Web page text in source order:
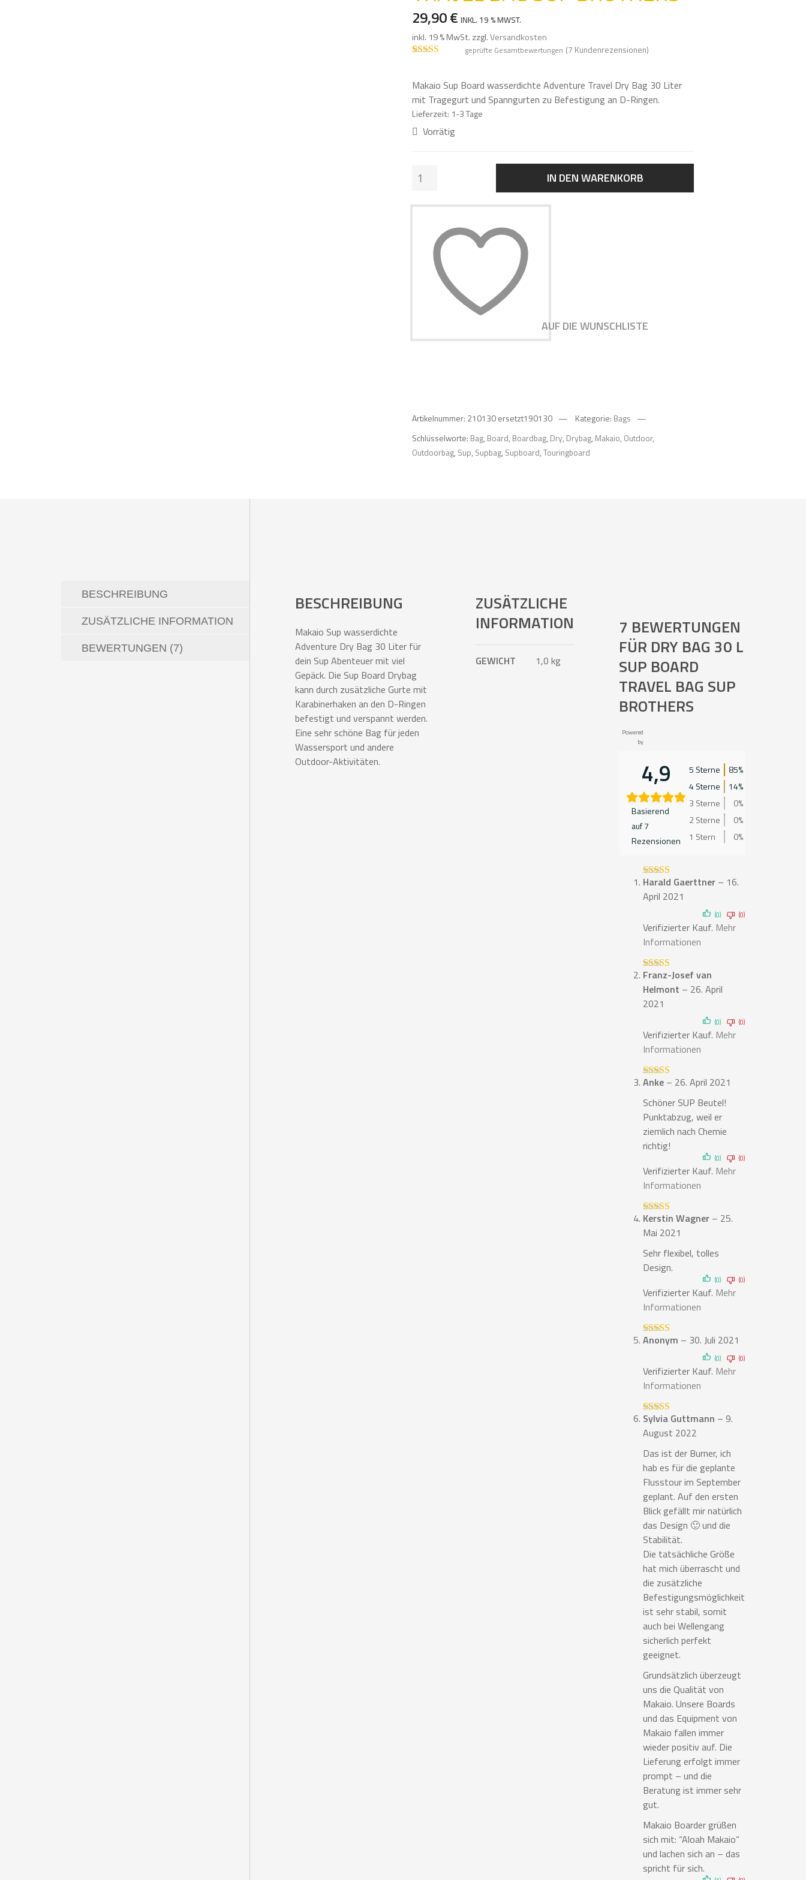
e
29,90€ INKL. 19 % MWST.
inkl. 19 % MwSt. zzgl.Versandkosten
basierend auf
Kundenbewe
rtungen
geprüfte Gesamtbewertungen (7 Kundenrezensionen)
Makaio Sup Board wasserdichte Adventure Travel Dry Bag 30 Liter
mit Tragegurt und Spanngurten zu Befestigung an D-Ringen.
Lieferzeit: 1-3 Tage
Vorrätig
DRY
BOARD
TRAVEL
IN DEN WARENKORB
AUF DIE WUNSCHLISTE
Artikelnummer: 210130 ersetzt190130 Kategorie: Bags
Schlüsselworte: Bag, Board, Boardbag, Dry, Drybag, Makaio, Outdoor,
Outdoorbag, Sup, Supbag, Supboard,Touringboard
BESCHREIBUNG
ZUSÄTZLICHE INFORMATION
BEWERTUNGEN (7)
BESCHREIBUNG
Makaio Sup wasserdichte
Adventure Dry Bag 30 Liter für
dein Sup Abenteuer mit viel
Gepäck. Die Sup Board Drybag
kann durch zusätzliche Gurte mit
Karabinerhaken an den D-Ringen
befestigt und verspannt werden.
Eine sehr schöne Bag für jeden
Wassersport und andere
Outdoor-Aktivitäten.
ZUSÄTZLICHE
INFORMATION
GEWICHT 1,0 kg
7 BEWERTUNGEN
FÜR DRY BAG 30 L
SUP BOARD
TRAVEL BAG SUP
BROTHERS
Powered
by
4,9
Basierend
auf 7
Rezensionen
5 Sterne
85%
4 Sterne
14%
3 Sterne
0%
2 Sterne
0%
1 Stern
0%
Bewertet mit
5von 5
Harald Gaerttner – 16.
April 2021
(0) (0)
Verifizierter Kauf. Mehr
Informationen
Bewertet mit
5von 5
Franz-Josef van
Helmont – 26. April
2021
(0) (0)
Verifizierter Kauf. Mehr
Informationen
Bewertet
5
Anke – 26. April 2021
Schöner SUP Beutel!
Punktabzug, weil er
ziemlich nach Chemie
richtig!
(0) (0)
Verifizierter Kauf. Mehr
Informationen
Bewertet mit
5von 5
Kerstin Wagner – 25.
Mai 2021
Sehr flexibel, tolles
Design.
(0) (0)
Verifizierter Kauf. Mehr
Informationen
Bewertet mit
Anonym – 30. Juli 2021
(0) (0)
Verifizierter Kauf. Mehr
Informationen
Bewertet mit
5von 5
Sylvia Guttmann – 9.
August 2022
Das ist der Burner, ich
hab es für die geplante
Flusstour im September
geplant. Auf den ersten
Blick gefällt mir natürlich
das Design 🙂 und die
Stabilität.
Die tatsächliche Größe
hat mich überrascht und
die zusätzliche
Befestigungsmöglichkeit
ist sehr stabil, somit
auch bei Wellengang
sicherlich perfekt
geeignet.
Grundsätzlich überzeugt
uns die Qualität von
Makaio. Unsere Boards
und das Equipment von
Makaio fallen immer
wieder positiv auf. Die
Lieferung erfolgt immer
prompt – und die
Beratung ist immer sehr
gut.
Makaio Boarder grüßen
sich mit: “Aloah Makaio”
und lachen sich an – das
spricht für sich.